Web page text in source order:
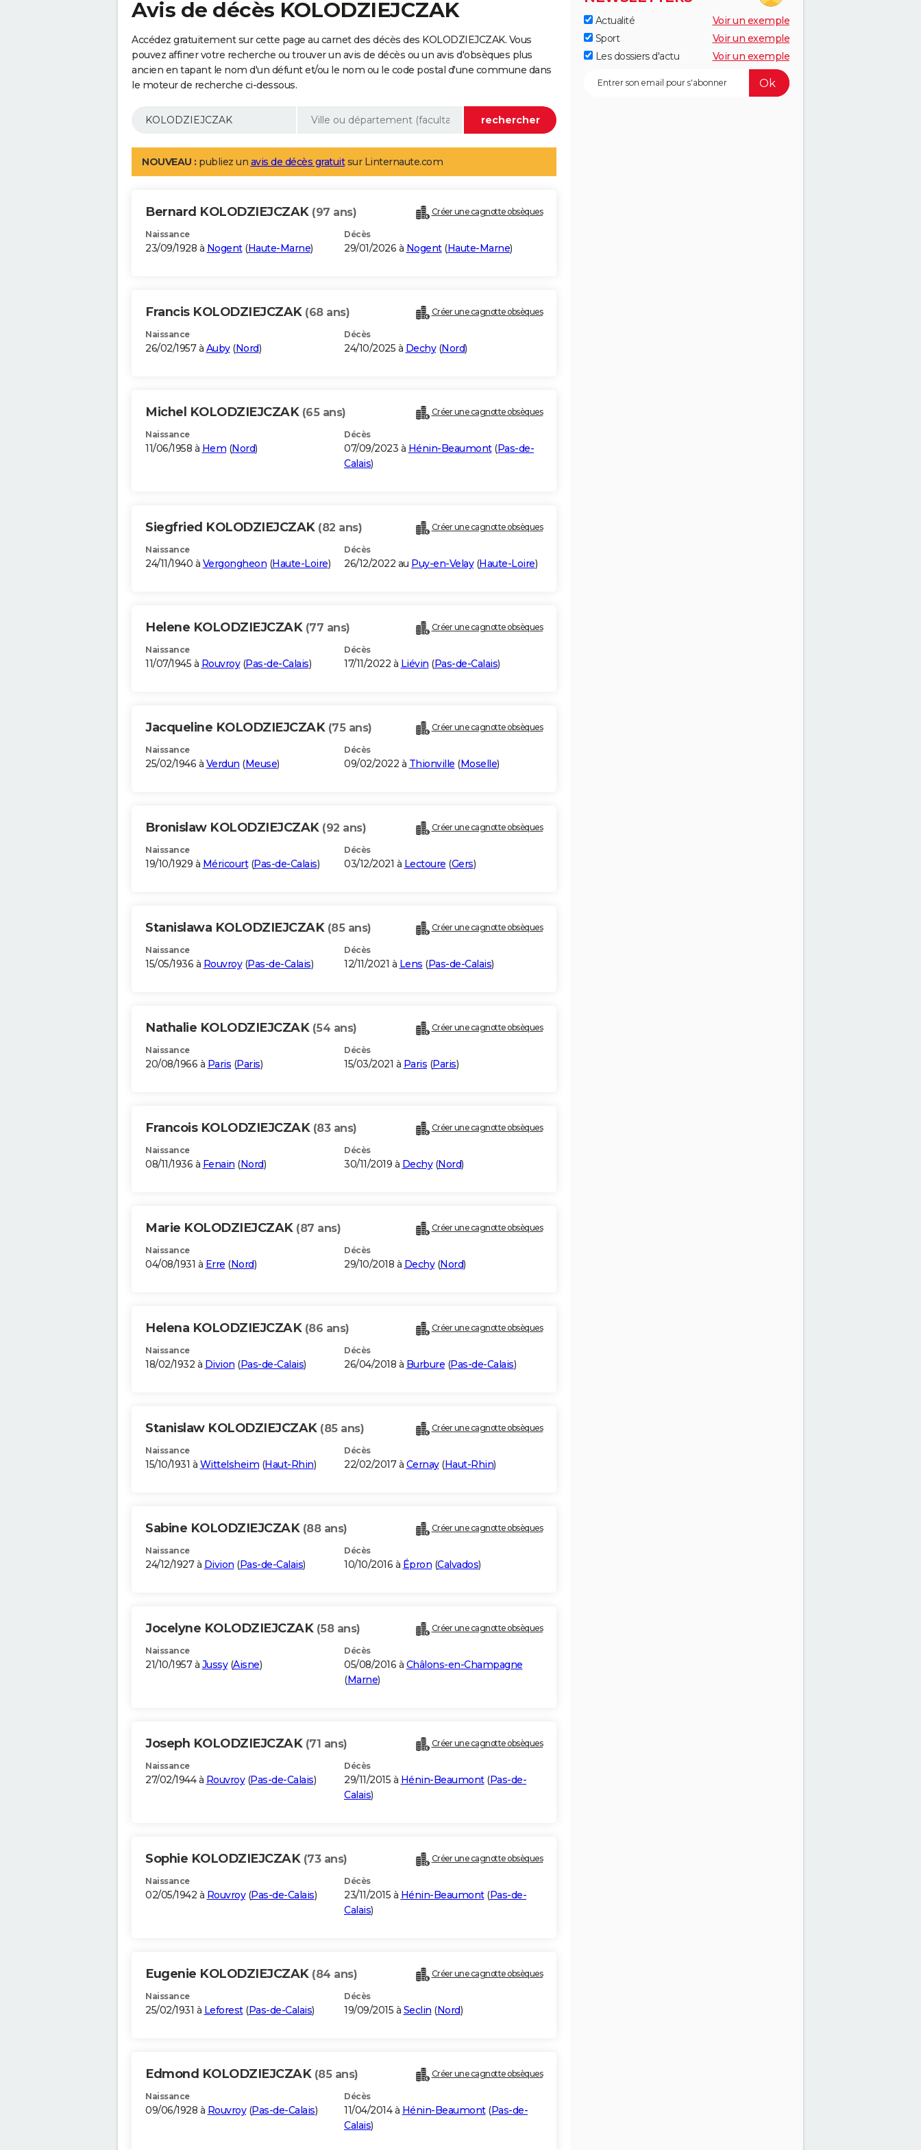
Avis de décès KOLODZIEJCZAK
Accédez gratuitement sur cette page au carnet des décès des KOLODZIEJCZAK. Vous
pouvez affiner votre recherche ou trouver un avis de décès ou un avis d'obsèques plus
ancien en tapant le nom d'un défunt et/ou le nom ou le code postal d'une commune dans
le moteur de recherche ci-dessous.
NOUVEAU : publiez un avis de décès gratuitsur Linternaute.com
Bernard KOLODZIEJCZAK (97 ans) Créer une cagnotte obsèques
Naissance
23/09/1928 à Nogent(Haute-Marne)
Décès
29/01/2026 à Nogent(Haute-Marne)
Francis KOLODZIEJCZAK (68 ans) Créer une cagnotte obsèques
Naissance
26/02/1957 à Auby(Nord)
Décès
24/10/2025 à Dechy(Nord)
Michel KOLODZIEJCZAK (65 ans) Créer une cagnotte obsèques
Naissance
11/06/1958 à Hem (Nord)
Décès
07/09/2023 à Hénin-Beaumont(Pas-de-
Calais)
Siegfried KOLODZIEJCZAK (82 ans) Créer une cagnotte obsèques
Naissance
24/11/1940 à Vergongheon (Haute-Loire)
Décès
26/12/2022 au Puy-en-Velay(Haute-Loire)
Helene KOLODZIEJCZAK (77 ans) Créer une cagnotte obsèques
Naissance
11/07/1945 à Rouvroy(Pas-de-Calais)
Décès
17/11/2022 à Liévin (Pas-de-Calais)
Jacqueline KOLODZIEJCZAK (75 ans) Créer une cagnotte obsèques
Naissance
25/02/1946 à Verdun (Meuse)
Décès
09/02/2022 à Thionville (Moselle)
Bronislaw KOLODZIEJCZAK (92 ans) Créer une cagnotte obsèques
Naissance
19/10/1929 à Méricourt(Pas-de-Calais)
Décès
03/12/2021 à Lectoure (Gers)
Stanislawa KOLODZIEJCZAK (85 ans) Créer une cagnotte obsèques
Naissance
15/05/1936 à Rouvroy(Pas-de-Calais)
Décès
12/11/2021 à Lens (Pas-de-Calais)
Nathalie KOLODZIEJCZAK (54 ans) Créer une cagnotte obsèques
Naissance
20/08/1966 à Paris (Paris)
Décès
15/03/2021 à Paris (Paris)
Francois KOLODZIEJCZAK (83 ans) Créer une cagnotte obsèques
Naissance
08/11/1936 à Fenain (Nord)
Décès
30/11/2019 à Dechy(Nord)
Marie KOLODZIEJCZAK (87 ans) Créer une cagnotte obsèques
Naissance
04/08/1931 à Erre (Nord)
Décès
29/10/2018 à Dechy(Nord)
Helena KOLODZIEJCZAK (86 ans) Créer une cagnotte obsèques
Naissance
18/02/1932 à Divion (Pas-de-Calais)
Décès
26/04/2018 à Burbure (Pas-de-Calais)
Stanislaw KOLODZIEJCZAK (85 ans) Créer une cagnotte obsèques
Naissance
15/10/1931 à Wittelsheim (Haut-Rhin)
Décès
22/02/2017 à Cernay(Haut-Rhin)
Sabine KOLODZIEJCZAK (88 ans) Créer une cagnotte obsèques
Naissance
24/12/1927 à Divion (Pas-de-Calais)
Décès
10/10/2016 à Épron (Calvados)
Jocelyne KOLODZIEJCZAK (58 ans) Créer une cagnotte obsèques
Naissance
21/10/1957 à Jussy(Aisne)
Décès
05/08/2016 à Châlons-en-Champagne
(Marne)
Joseph KOLODZIEJCZAK (71 ans) Créer une cagnotte obsèques
Naissance
27/02/1944 à Rouvroy(Pas-de-Calais)
Décès
29/11/2015 à Hénin-Beaumont(Pas-de-
Calais)
Sophie KOLODZIEJCZAK (73 ans) Créer une cagnotte obsèques
Naissance
02/05/1942 à Rouvroy(Pas-de-Calais)
Décès
23/11/2015 à Hénin-Beaumont(Pas-de-
Calais)
Eugenie KOLODZIEJCZAK (84 ans) Créer une cagnotte obsèques
Naissance
25/02/1931 à Leforest(Pas-de-Calais)
Décès
19/09/2015 à Seclin (Nord)
Edmond KOLODZIEJCZAK (85 ans) Créer une cagnotte obsèques
Naissance
09/06/1928 à Rouvroy(Pas-de-Calais)
Décès
11/04/2014 à Hénin-Beaumont(Pas-de-
Calais)
Actualité
Voir un exemple
Sport
Voir un exemple
Les dossiers d'actu
Voir un exemple